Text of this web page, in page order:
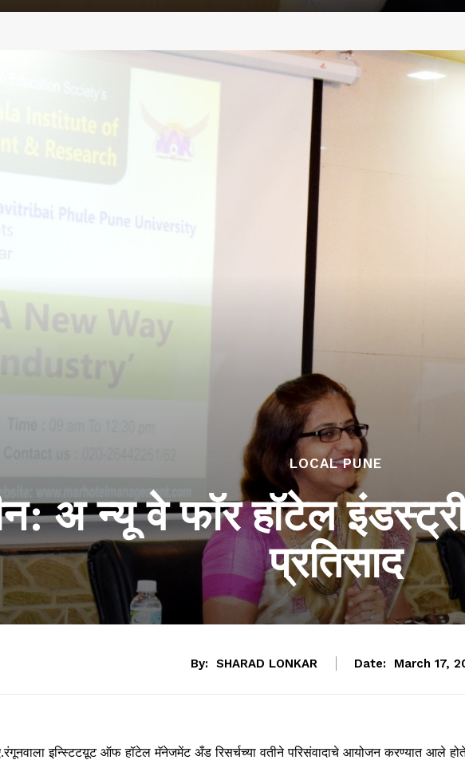
LOCAL PUNE
अ न्यू वे फॉर हॉटेल
प्रतिसाद
By: SHARAD LONKAR Date: March 17,
इन्स्टिटय़ूट ऑफ हॉटेल मॅनेजमेंट अँड रिसर्चच्या वतीने परिसंवादाचे आयोजन करण्यात आले